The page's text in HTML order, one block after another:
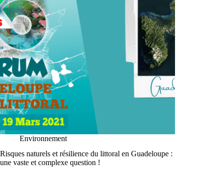
Environnement
Risques naturels et résilience du littoral en Guadeloupe :
une vaste et complexe question !